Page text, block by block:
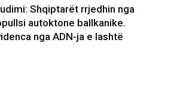
Shqiptarët rrjedhin nga
autoktone ballkanike.
nga ADN-ja e lashtë